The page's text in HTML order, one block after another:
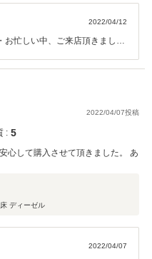
2022/04/12
お忙しい中、ご来店頂きまし
2022/04/07投稿
: 5
心して購入させて頂きました。 あ
ディーゼル
2022/04/07